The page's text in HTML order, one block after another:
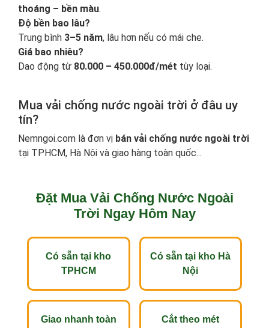
thoáng – bền màu.
Độ bền bao lâu?
Trung bình 3–5 năm, lâu hơn nếu có mái che.
Giá bao nhiêu?
Dao động từ 80.000 – 450.000đ/mét tùy loại.
Mua vải chống nước ngoài trời ở đâu uy
tín?
Nemngoi.com là đơn vị bán vải chống nước ngoài trời
tại TPHCM, Hà Nội và giao hàng toàn quốc...
Đặt Mua Vải Chống Nước Ngoài
Trời Ngay Hôm Nay
Có sẵn tại kho
TPHCM
Có sẵn tại kho Hà
Nội
Giao nhanh toàn
Cắt theo mét